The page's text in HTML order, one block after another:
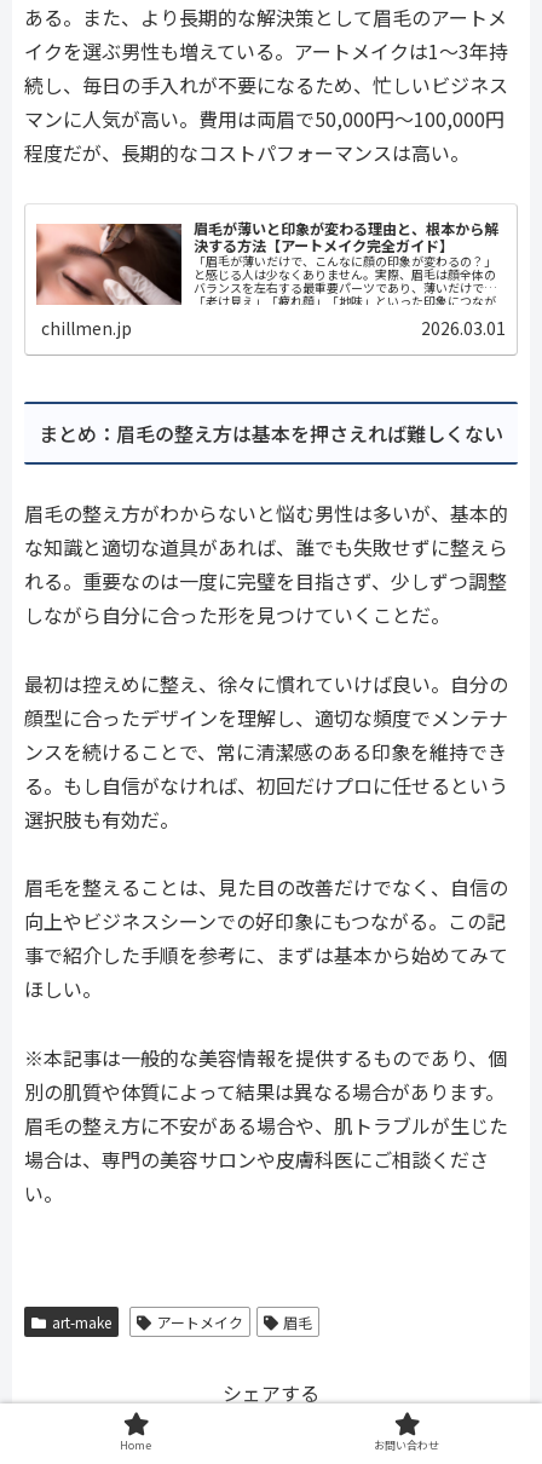
ある。また、より長期的な解決策として眉毛のアートメ
イクを選ぶ男性も増えている。アートメイクは1〜3年持
続し、毎日の手入れが不要になるため、忙しいビジネス
マンに人気が高い。費用は両眉で50,000円〜100,000円
程度だが、長期的なコストパフォーマンスは高い。
眉毛が薄いと印象が変わる理由と、根本から解
決する方法【アートメイク完全ガイド】
「眉毛が薄いだけで、こんなに顔の印象が変わるの？」
と感じる人は少なくありません。実際、眉毛は顔全体の
バランスを左右する最重要パーツであり、薄いだけで
「老け見え」「疲れ顔」「地味」といった印象につなが
chillmen.jp 2026.03.01
まとめ：眉毛の整え方は基本を押さえれば難しくない
眉毛の整え方がわからないと悩む男性は多いが、基本的
な知識と適切な道具があれば、誰でも失敗せずに整えら
れる。重要なのは一度に完璧を目指さず、少しずつ調整
しながら自分に合った形を見つけていくことだ。
最初は控えめに整え、徐々に慣れていけば良い。自分の
顔型に合ったデザインを理解し、適切な頻度でメンテナ
ンスを続けることで、常に清潔感のある印象を維持でき
る。もし自信がなければ、初回だけプロに任せるという
選択肢も有効だ。
眉毛を整えることは、見た目の改善だけでなく、自信の
向上やビジネスシーンでの好印象にもつながる。この記
事で紹介した手順を参考に、まずは基本から始めてみて
ほしい。
※本記事は一般的な美容情報を提供するものであり、個
別の肌質や体質によって結果は異なる場合があります。
眉毛の整え方に不安がある場合や、肌トラブルが生じた
場合は、専門の美容サロンや皮膚科医にご相談くださ
い。
art-make アートメイク 眉毛
シェアする
Twitter はてブ
Home お問い合わせ